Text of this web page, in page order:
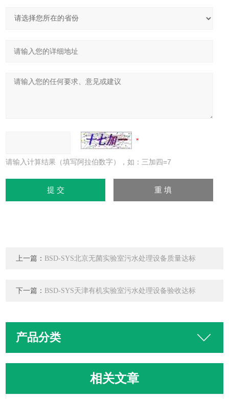
请输入计算结果（填写阿拉伯数字），如：三加四=7
上一篇： BSD-SYS北京无菌实验室污水处理设备质量达标
下一篇： BSD-SYS天津有机实验室污水处理设备验收达标
产品分类
相关文章